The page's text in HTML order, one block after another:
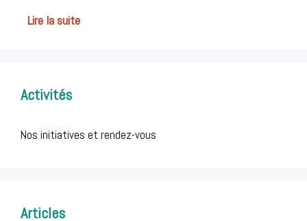
Lire la suite
Activités
Nos initiatives et rendez-vous
Articles